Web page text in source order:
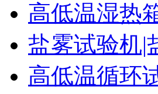
高低温湿热
盐雾试验机|
高低温循环